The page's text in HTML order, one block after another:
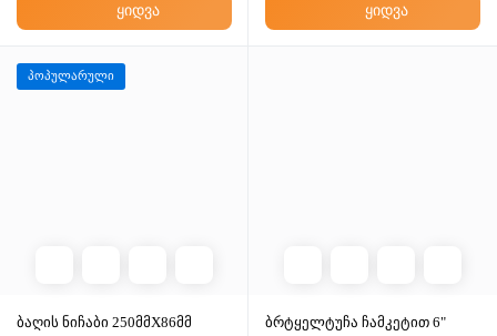
ყიდვა ყიდვა
პოპულარული
ბაღის ნიჩაბი 250მმX86მმ
ბრტყელტუჩა ჩამკეტით 6"